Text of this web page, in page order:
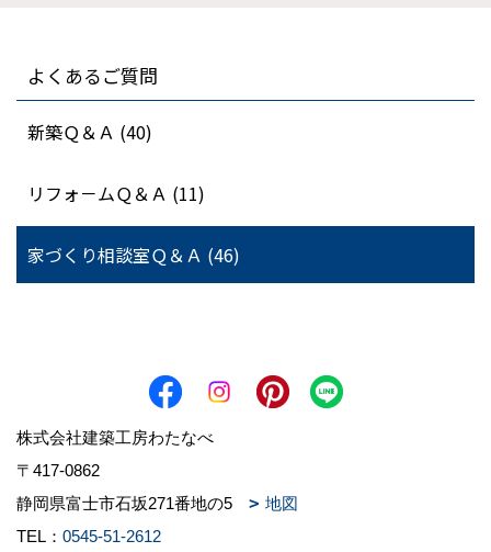
よくあるご質問
新築Ｑ＆Ａ (40)
リフォ－ムＱ＆Ａ (11)
家づくり相談室Ｑ＆Ａ (46)
株式会社建築工房わたなべ
〒417-0862
静岡県富士市石坂271番地の5
地図
TEL： 0545-51-2612